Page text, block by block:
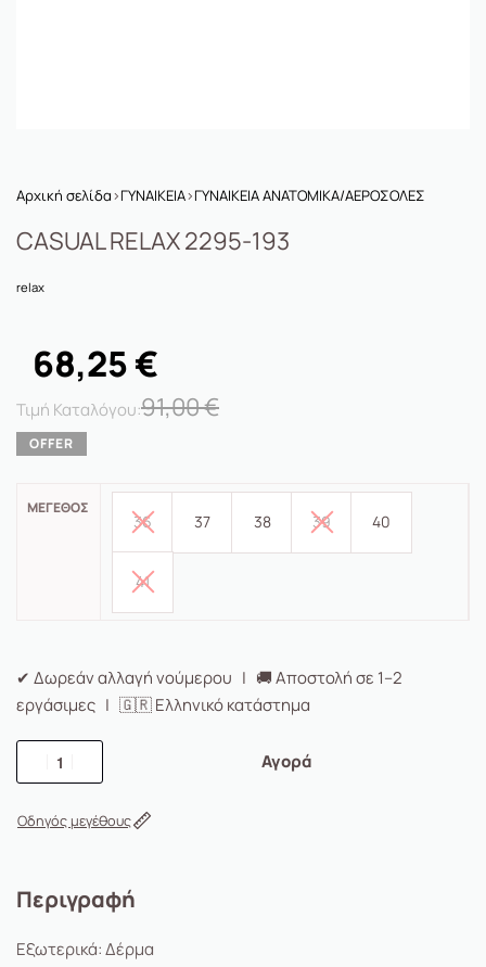
Αρχική σελίδα›ΓΥΝΑΙΚΕΙΑ›ΓΥΝΑΙΚΕΙΑ ΑΝΑΤΟΜΙΚΑ/ΑΕΡΟΣΟΛΕΣ
CASUAL RELAX 2295-193
relax
91,00€
68,25€
ΜΈΓΕΘΟΣ
36 37 38 39 40
41
✔ Δωρεάν αλλαγή νούμερου | 🚚 Αποστολή σε 1–2
εργάσιμες | 🇬🇷 Ελληνικό κατάστημα
Αγορά
Οδηγός μεγέθους
Περιγραφή
Εξωτερικά: Δέρμα